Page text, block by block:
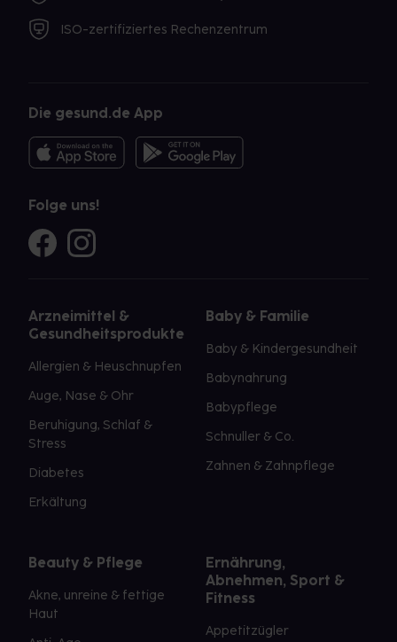
ISO-zertifiziertes Rechenzentrum
Die gesund.de App
Folge uns!
Arzneimittel &
Gesundheitsprodukte
Allergien & Heuschnupfen
Auge, Nase & Ohr
Beruhigung, Schlaf &
Stress
Diabetes
Erkältung
Baby & Familie
Baby & Kindergesundheit
Babynahrung
Babypflege
Schnuller & Co.
Zahnen & Zahnpflege
Beauty & Pflege
Akne, unreine & fettige
Haut
Ernährung,
Abnehmen, Sport &
Fitness
Appetitzügler